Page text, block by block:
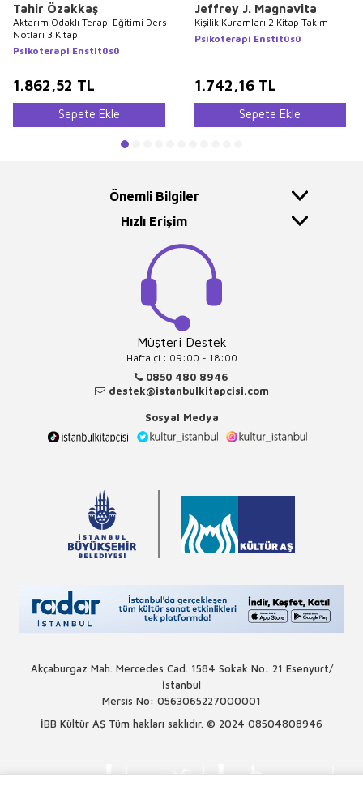
Tahir Özakkaş
Aktarım Odaklı Terapi Eğitimi Ders
Notları 3 Kitap
Psikoterapi Enstitüsü
1.862,52 TL
Sepete Ekle
Jeffrey J. Magnavita
Kişilik Kuramları 2 Kitap Takım
Psikoterapi Enstitüsü
1.742,16TL
Sepete Ekle
Önemli Bilgiler
Hızlı Erişim
Müşteri Destek
Haftaiçi : 09:00 - 18:00
0850 480 8946
destek@istanbulkitapcisi.com
Sosyal Medya
Akçaburgaz Mah. Mercedes Cad. 1584 Sokak No: 21 Esenyurt/
İstanbul
Mersis No: 0563065227000001
İBB Kültür AŞ Tüm hakları saklıdır. © 2024 08504808946